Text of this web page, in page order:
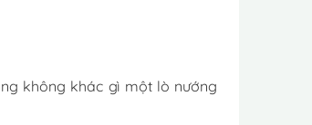
không khác gì một lò nướng